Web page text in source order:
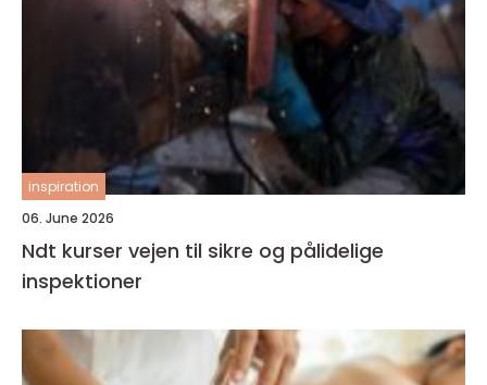
inspiration
06. June 2026
Ndt kurser vejen til sikre og pålidelige
inspektioner